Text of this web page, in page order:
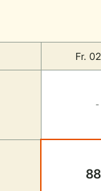
Fr.
-